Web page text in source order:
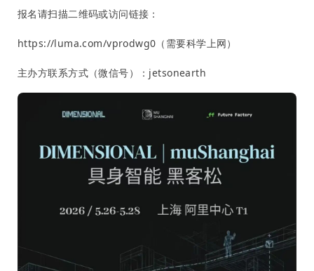
报名请扫描二维码或访问链接：
https://luma.com/vprodwg0（需要科学上网）
主办方联系方式（微信号）：jetsonearth